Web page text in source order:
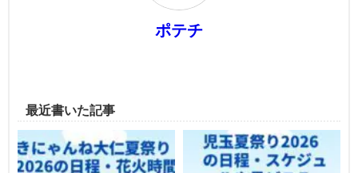
ポテチ
最近書いた記事